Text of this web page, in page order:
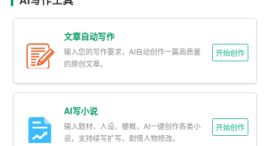
让生活轻松。我会受别人观点的影响，但也能在他人观点
中取其精华，不断自我完善。当不开心的时候，我喜欢自
己消化，尽量不影响他人情绪，有一定的自我防卫能力。
短期目标：在毕业后的两年内，进入一家中型
级会计，积累实际工作经验，并通过相关职业资格考试，
如注册会计师（CPA）。
文章自动写作
输入您的写作要求，AI自动创作一篇高质量
的原创文章。
开始创作
AI写小说
输入题材、人设、梗概，AI一键创作各类小
说，支持续写扩写、剧情人物修改。
开始创作